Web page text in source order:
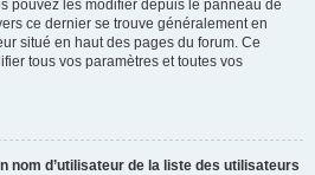
pouvez les modifier depuis le panneau de
ce dernier se trouve généralement en
situé en haut des pages du forum. Ce
tous vos paramètres et toutes vos
nom d’utilisateur de la liste des utilisateurs